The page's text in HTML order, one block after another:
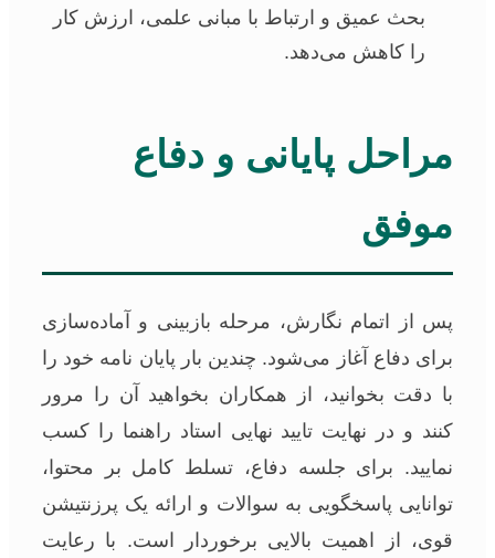
بحث عمیق و ارتباط با مبانی علمی، ارزش کار
را کاهش می‌دهد.
مراحل پایانی و دفاع
موفق
پس از اتمام نگارش، مرحله بازبینی و آماده‌سازی
برای دفاع آغاز می‌شود. چندین بار پایان نامه خود را
با دقت بخوانید، از همکاران بخواهید آن را مرور
کنند و در نهایت تایید نهایی استاد راهنما را کسب
نمایید. برای جلسه دفاع، تسلط کامل بر محتوا،
توانایی پاسخگویی به سوالات و ارائه یک پرزنتیشن
قوی، از اهمیت بالایی برخوردار است. با رعایت